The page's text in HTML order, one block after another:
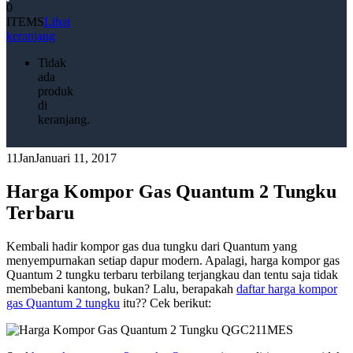
0
ITEMSLihat
keranjang
Tidak
ada
produk
di
keranjang.
11JanJanuari 11, 2017
Harga Kompor Gas Quantum 2 Tungku
Terbaru
Kembali hadir kompor gas dua tungku dari Quantum yang
menyempurnakan setiap dapur modern. Apalagi, harga kompor gas
Quantum 2 tungku terbaru terbilang terjangkau dan tentu saja tidak
membebani kantong, bukan? Lalu, berapakah daftar harga kompor
gas Quantum 2 tungku itu?? Cek berikut: